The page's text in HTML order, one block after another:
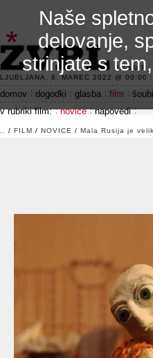
3.2 alfa R
LJUBLJANA, 8. MAREC 2022 @
domov dogodki glasba film
v rubriki film:
novice napovedi
/ FILM / NOVICE / Mala Rusija je
Naše
delovanje,
strinjate s